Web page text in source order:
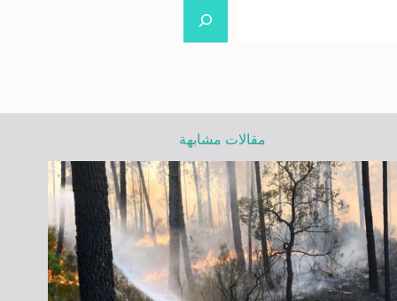
مقالات مشابهة